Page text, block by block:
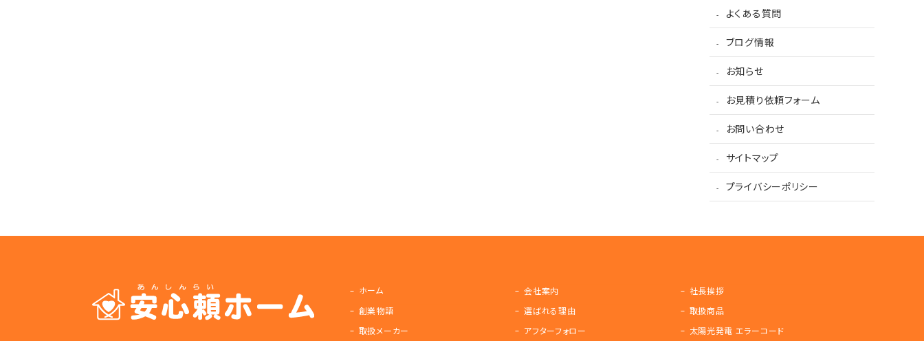
よくある質問
ブログ情報
お知らせ
お見積り依頼フォーム
お問い合わせ
サイトマップ
プライバシーポリシー
ホーム 会社案内
社長挨拶
創業物語
選ばれる理由
取扱商品
取扱メーカー
アフターフォロー
太陽光発電 エラーコード